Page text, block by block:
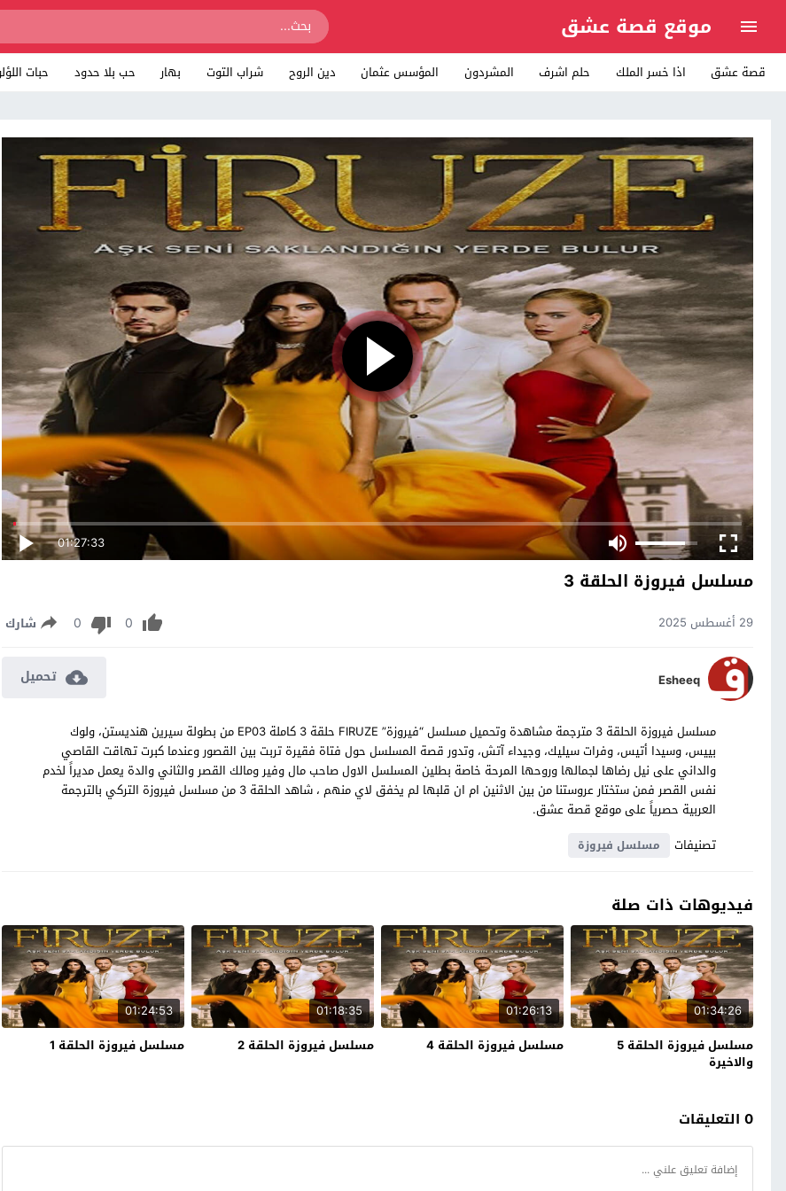
موقع قصة عشق
قصة عشق اذا خسر الملك حلم اشرف المشردون المؤسس عثمان دين الروح شراب التوت بهار حب بلا حدود حبات
01:27:33
مسلسل فيروزة الحلقة 3
29 أغسطس 2025 0
0 شارك
Esheeq تحميل
مسلسل فيروزة الحلقة 3 مترجمة مشاهدة وتحميل مسلسل “فيروزة” FIRUZE حلقة 3 كاملة EP03 من بطولة سيرين هنديستن، ولوك
بييس، وسيدا أتيس، وفرات سيليك، وجيداء آتش، وتدور قصة المسلسل حول فتاة فقيرة تربت بين القصور وعندما كبرت تهاقت القاصي
والداني على نيل رضاها لجمالها وروحها المرحة خاصة بطلين المسلسل الاول صاحب مال وفير ومالك القصر والثاني والدة يعمل مديراً لخدم
نفس القصر فمن ستختار عروستنا من بين الاثنين ام ان قلبها لم يخفق لاي منهم ، شاهد الحلقة 3 من مسلسل فيروزة التركي بالترجمة
العربية حصرياً على موقع قصة عشق.
تصنيفات
مسلسل فيروزة
فيديوهات ذات صلة
01:34:26
مسلسل فيروزة الحلقة 5
والاخيرة
01:26:13
مسلسل فيروزة الحلقة 4
01:18:35
مسلسل فيروزة الحلقة 2
01:24:53
مسلسل فيروزة الحلقة 1
0 التعليقات